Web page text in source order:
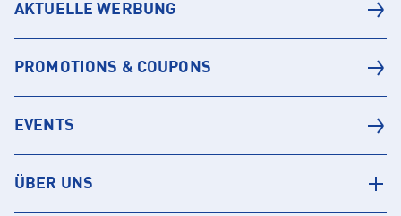
AKTUELLE WERBUNG
PROMOTIONS & COUPONS
EVENTS
ÜBER UNS